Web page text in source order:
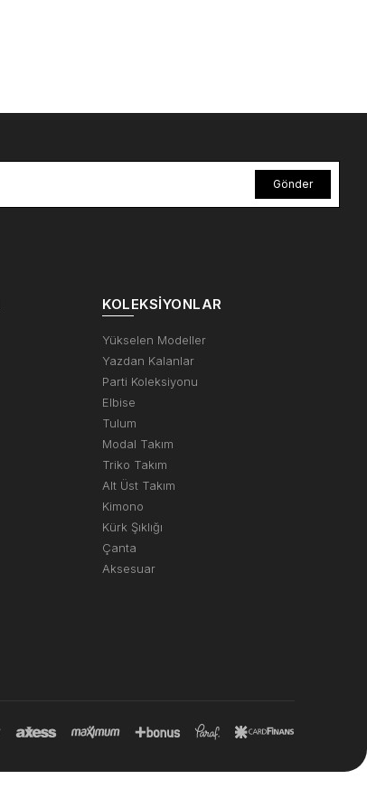
Gönder
KOLEKSIYONLAR
Yükselen Modeller
Yazdan Kalanlar
Parti Koleksiyonu
Elbise
Tulum
Modal Takım
Triko Takım
Alt Üst Takım
Kimono
Kürk Şıklığı
Çanta
Aksesuar